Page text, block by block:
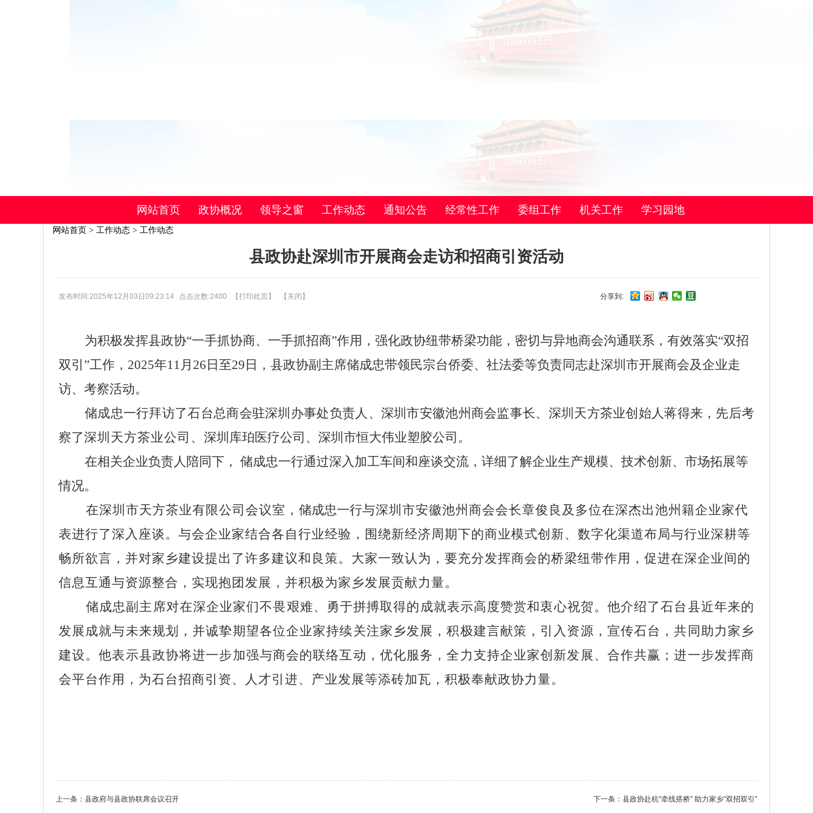
网站首页 政协概况 领导之窗 工作动态 通知公告 经常性工作 委组工作 机关工作 学习园地
网站首页 > 工作动态 > 工作动态
县政协赴深圳市开展商会走访和招商引资活动
发布时间:2025年12月03日09:23:14 点击次数:2400 【打印此页】 【 关闭 】 分享到:
为积极发挥县政协“一手抓协商、一手抓招商”作用， 强化政协纽带桥梁功能，密切与异地商会沟通联系 ， 有效落实“双招
双引”工作，2025年11月 26 日 至29 日，县政协副主席储成忠带领民宗台侨委、社法委等负责同志赴深圳 市开展商会及企业走
访、考察活动。
储成忠一行拜访了石台总商会驻深圳 办事处负责人 、 深圳市安徽池州商会监事长、深圳天方茶业创始人蒋得来，先后考
察了深圳天方茶业公司、 深圳库珀医疗公司、深圳市恒大伟业塑胶公司。
在相关企业负责人陪同下， 储成忠一行通过深入加工车间和座谈交流， 详细了解企业生产规模、 技术创新、市场拓展等
情况。
在深圳市天方茶业有限公司 会议室， 储成忠一行与深圳市安徽池州商会会长章俊良及多位在深杰出池州籍企业家代
表进行了深入座谈。与会企业家结合各自行业经验，围绕新经济周期下的商业模式创新、数字化渠道布局与行业深耕等
畅所欲言，并对家乡建设提出了许多建议和良策。大家一致认为，要充分发挥商会的桥梁纽带作用，促进在深企业间的
信息互通与资源整合，实现抱团发展，并积极为家乡发展贡献力量。
储成忠副主席对在深企业家们不畏艰难、勇于拼搏取得的成就表示高度赞赏和衷心祝贺。他介绍了石台县近年来的
发展成就与未来规划，并诚挚期望各位企业家持续关注家乡发展，积极建言献策，引入资源，宣传石台，共同助力家乡
建设。他表示县政协将进一步加强与商会的联络互动，优化服务，全力支持企业家创新发展、合作共赢；进一步发挥商
会平台作用，为石台招商引资、人才引进、产业发展等添砖加瓦，积极奉献政协力量。
上一条： 县政府与县政协联席会议召开 下一条： 县政协赴杭“牵线搭桥” 助力家乡“双招双引”